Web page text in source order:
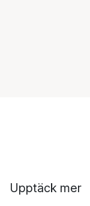
Upptäck mer